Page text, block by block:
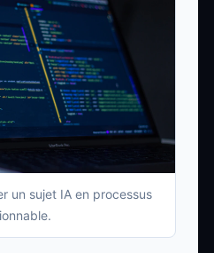
un sujet IA en processus